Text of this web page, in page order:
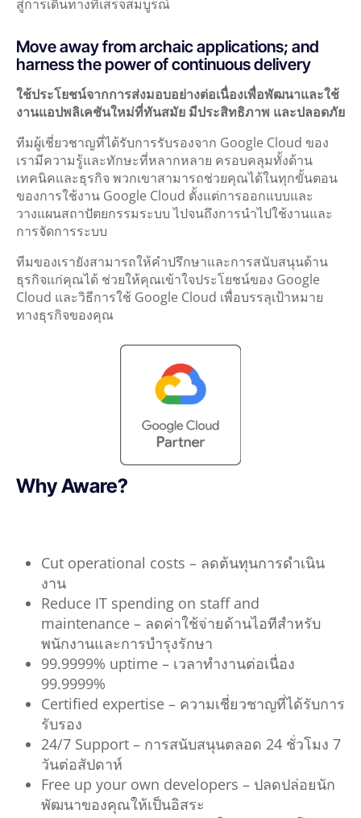
สู่การเดินทางที่เสร็จสมบูรณ์
Move away from archaic applications; and
harness the power of continuous delivery
ใช้ประโยชน์จากการส่งมอบอย่างต่อเนื่องเพื่อพัฒนาและใช้
งานแอปพลิเคชันใหม่ที่ทันสมัย มีประสิทธิภาพ และปลอดภัย
ทีมผู้เชี่ยวชาญที่ได้รับการรับรองจาก Google Cloud ของ
เรามีความรู้และทักษะที่หลากหลาย ครอบคลุมทั้งด้าน
เทคนิคและธุรกิจ พวกเขาสามารถช่วยคุณได้ในทุกขั้นตอน
ของการใช้งาน Google Cloud ตั้งแต่การออกแบบและ
วางแผนสถาปัตยกรรมระบบ ไปจนถึงการนำไปใช้งานและ
การจัดการระบบ
ทีมของเรายังสามารถให้คำปรึกษาและการสนับสนุนด้าน
ธุรกิจแก่คุณได้ ช่วยให้คุณเข้าใจประโยชน์ของ Google
Cloud และวิธีการใช้ Google Cloud เพื่อบรรลุเป้าหมาย
ทางธุรกิจของคุณ
Why Aware?
Cut operational costs – ลดต้นทุนการดำเนิน
งาน
Reduce IT spending on staff and
maintenance – ลดค่าใช้จ่ายด้านไอทีสำหรับ
พนักงานและการบำรุงรักษา
99.9999% uptime – เวลาทำงานต่อเนื่อง
99.9999%
Certified expertise – ความเชี่ยวชาญที่ได้รับการ
รับรอง
24/7 Support – การสนับสนุนตลอด 24 ชั่วโมง 7
วันต่อสัปดาห์
Free up your own developers – ปลดปล่อยนัก
พัฒนาของคุณให้เป็นอิสระ